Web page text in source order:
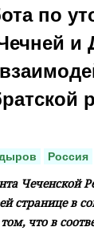
по
и
Россия
Чеченской
странице в
что в